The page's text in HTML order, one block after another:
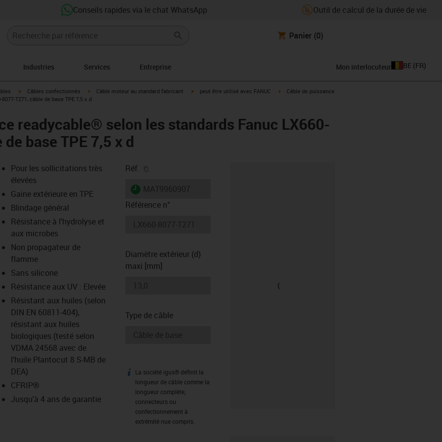
Conseils rapides via le chat WhatsApp Outil de calcul de la durée de vie
Panier (0)
Industries Services Entreprise Mon interlocuteur BE (FR)
igus-icon-arrow-right
Câbles confectionnés igus-icon-arrow-right
Câble moteur au standard fabricant igus-icon-arrow-right
peut être utilisé avec FANUC igus-icon-arrow-right
Câble de puissance
T271, câble de base TPE 7,5 x d
readycable® selon les standards Fanuc LX660-
base TPE 7,5 x d
icon-lupe
icon-lupe
Pour les sollicitations très
élevées
Gaine extérieure en TPE
Blindage général
Résistance à l'hydrolyse et
aux microbes
Non propagateur de
flamme
Sans silicone
Résistance aux UV : Elevée
Résistant aux huiles (selon
DIN EN 60811-404),
résistant aux huiles
biologiques (testé selon
VDMA 24568 avec de
l'huile Plantocut 8 S-MB de
DEA)
CFRIP®
Jusqu'à 4 ans de garantie
Réf.
igus-icon-lieferzeit
Référence n°
Diamètre extérieur (d)
maxi [mm]
Type de câble
igus-icon-info
La société igus® définit la
longueur de câble comme la
longueur complète,
connecteurs ou
confectionnement à
extrémité nue compris.